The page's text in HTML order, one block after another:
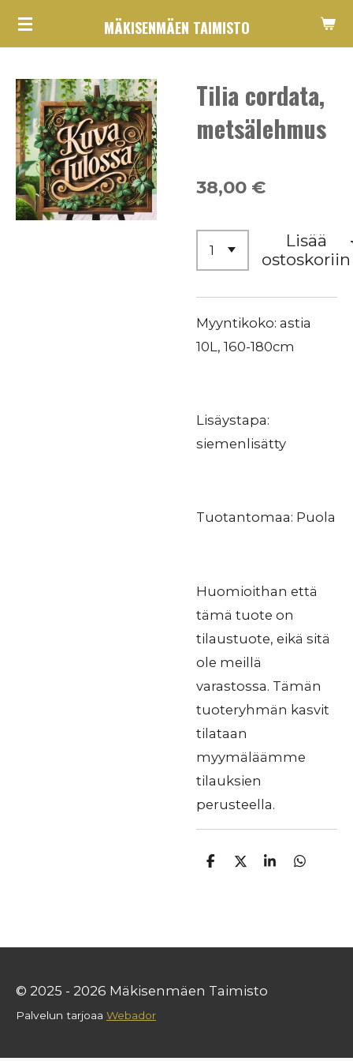
Siirry
MÄKISENMÄEN TAIMISTO
Tilia cordata,
metsälehmus
38,00 €
Lisää
ostoskoriin
Myyntikoko: astia
10L, 160-180cm
Lisäystapa:
siemenlisätty
Tuotantomaa: Puola
Huomioithan että
tämä tuote on
tilaustuote, eikä sitä
ole meillä
varastossa. Tämän
tuoteryhmän kasvit
tilataan
myymäläämme
tilauksien
perusteella.
J
J
J
J
© 2025 - 2026 Mäkisenmäen Taimisto
Palvelun tarjoaa Webador